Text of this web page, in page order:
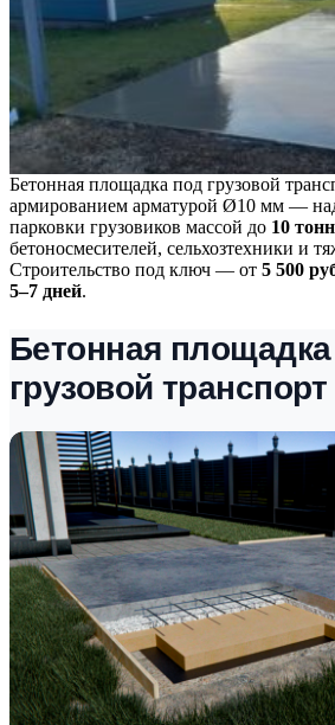
Бетонная площадка под грузовой
армированием арматурой Ø10 мм —
парковки грузовиков массой до 10 тонн
бетоносмесителей, сельхозтехники и
Строительство под ключ — от 5 500
5–7 дней.
Бетонная
грузовой